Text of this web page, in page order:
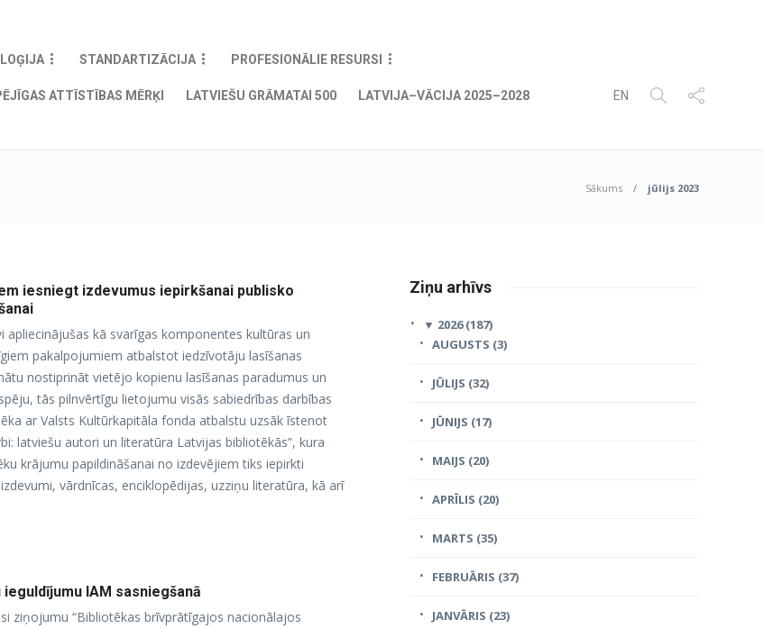
STANDARTIZĀCIJA PROFESIONĀLIE RESURSI
ATTĪSTĪBAS MĒRĶI LATVIEŠU GRĀMATAI 500 LATVIJA–VĀCIJA 2025–2028 EN
Sākums jūlijs 2023
iesniegt izdevumus iepirkšanai publisko
apliecinājušas kā svarīgas komponentes kultūras un
pakalpojumiem atbalstot iedzīvotāju lasīšanas
nostiprināt vietējo kopienu lasīšanas paradumus un
tās pilnvērtīgu lietojumu visās sabiedrības darbības
ar Valsts Kultūrkapitāla fonda atbalstu uzsāk īstenot
latviešu autori un literatūra Latvijas bibliotēkās”, kura
krājumu papildināšanai no izdevējiem tiks iepirkti
vārdnīcas, enciklopēdijas, uzziņu literatūra, kā arī
IAM sasniegšanā
ziņojumu “Bibliotēkas brīvprātīgajos nacionālajos
Ziņu arhīvs
▼ 2026 (187)
AUGUSTS (3)
JŪLIJS (32)
JŪNIJS (17)
MAIJS (20)
APRĪLIS (20)
MARTS (35)
FEBRUĀRIS (37)
JANVĀRIS (23)